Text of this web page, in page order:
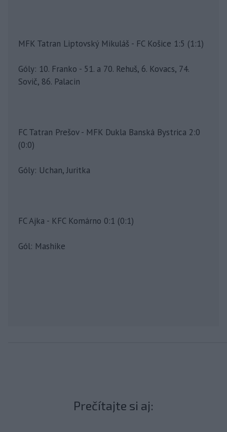
MFK Tatran Liptovský Mikuláš - FC Košice 1:5 (1:1)
Góly: 10. Franko - 51. a 70. Rehuš, 6. Kovacs, 74.
Sovič, 86. Palacin
FC Tatran Prešov - MFK Dukla Banská Bystrica 2:0
(0:0)
Góly: Uchan, Juritka
FC Ajka - KFC Komárno 0:1 (0:1)
Gól: Mashike
Prečítajte si aj: